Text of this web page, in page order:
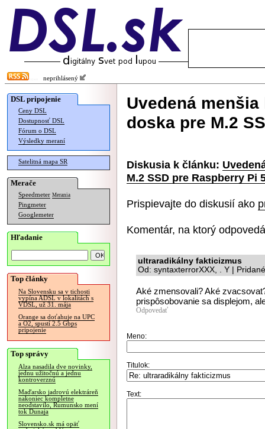
neprihlásený
DSL pripojenie
Ceny DSL
Dostupnosť DSL
Fórum o DSL
Výsledky meraní
Satelitná mapa SR
Merače
Speedmeter Merania
Pingmeter
Googlemeter
Hľadanie
Top články
Na Slovensku sa v tichosti
vypína ADSL v lokalitách s
VDSL, už 31. mája
Orange sa doťahuje na UPC
a O2, spustí 2.5 Gbps
pripojenie
Top správy
Alza nasadila dve novinky,
jednu užitočnú a jednu
kontroverznú
Maďarsko jadrovú elektráreň
nakoniec kompletne
neodstavilo, Rumunsko mení
tok Dunaja
Slovensko.sk má opäť
Uvedená
doska pre M.2
Diskusia k článku:
M.2 SSD pre Raspberry Pi
Prispievajte do diskusií ako
Komentár, na ktorý
ultraradikálny fakticizmus
Od: syntaxterrorXXX, . Y |
Aké zmensovali? Aké
prispôsobovanie sa displejom,
Odpovedať
Meno:
Titulok:
Text: